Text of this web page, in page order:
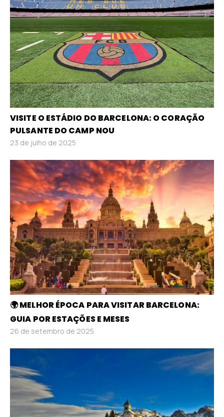
VISITE O ESTÁDIO DO BARCELONA: O CORAÇÃO
PULSANTE DO CAMP NOU
23 de julho de 2025
🌍 MELHOR ÉPOCA PARA VISITAR BARCELONA:
GUIA POR ESTAÇÕES E MESES
26 de setembro de 2025